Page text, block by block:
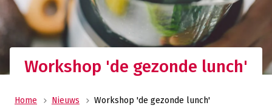
Workshop 'de gezonde lunch'
Home Nieuws Workshop 'de gezonde lunch'